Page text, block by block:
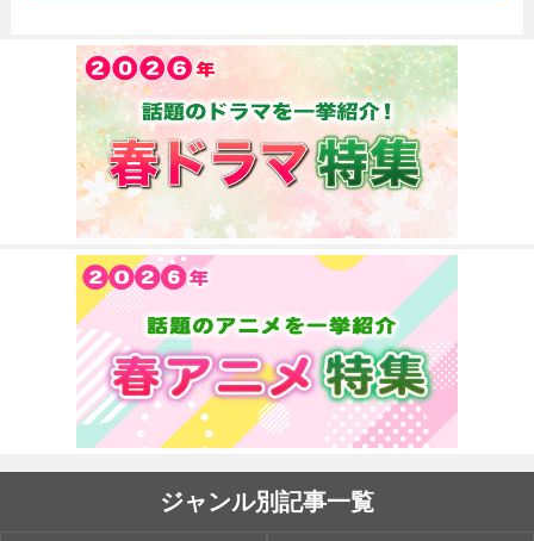
ジャンル別記事一覧